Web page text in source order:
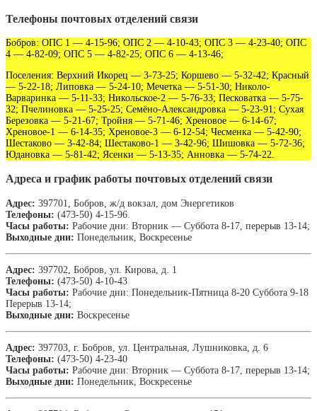
Телефоны почтовых отделений связи
Бобров: ОПС 1 — 4-15-96; ОПС 2 — 4-10-43; ОПС 3 — 4-23-40; ОПС
4 — 4-82-09; ОПС 5 — 4-82-25; ОПС 6 — 4-13-46;
Поселения: Верхний Икорец — 3-73-25; Коршево — 5-32-42; Красный
— 5-22-18; Липовка — 5-24-10; Мечетка — 5-51-30; Николо-
Варваринка — 5-11-33; Никольское-2 — 5-76-33; Песковатка — 5-75-
32; Пчелиновка — 5-25-25; Семёно-Александровка — 5-23-91; Сухая
Березовка — 5-21-67; Тройня — 5-71-46; Хреновое — 6-14-67;
Хреновое-1 — 6-14-35; Хреновое-3 — 6-12-54; Чесменка — 5-42-90;
Шестаково — 3-42-84; Шестаково-1 — 3-42-96; Шишовка — 5-72-36;
Юдановка — 5-81-42; Ясенки — 5-13-35; Анновка — 5-74-22.
Адреса и график работы почтовых отделений связи
Адрес: 397701, Бобров, ж/д вокзал, дом Энергетиков
Телефоны: (473-50) 4-15-96.
Часы работы: Рабочие дни: Вторник — Суббота 8-17, перерыв 13-14;
Выходные дни: Понедельник, Воскресенье
Адрес: 397702, Бобров, ул. Кирова, д. 1
Телефоны: (473-50) 4-10-43
Часы работы: Рабочие дни: Понедельник-Пятница 8-20 Суббота 9-18
Перерыв 13-14;
Выходные дни: Воскресенье
Адрес: 397703, г. Бобров, ул. Центральная, Лушниковка, д. 6
Телефоны: (473-50) 4-23-40
Часы работы: Рабочие дни: Вторник — Суббота 8-17, перерыв 13-14;
Выходные дни: Понедельник, Воскресенье